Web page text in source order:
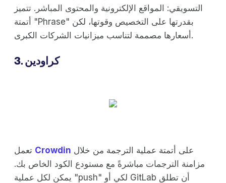
التسويقي: المواقع الإلكترونية والمحتوى المباشر. تتميز
أتمتة "Phrase" بقدرتها على التخصيص وقوتها، لكن
أسعارها مصممة لتناسب ميزانيات الشركات الكبرى.
3. كراودين
Crowdin
مزامنة الترجمات مباشرةً مع مستودع الكود الخاص بك.
يمكن لكل عملية "push" لكي أو GitLab أن تطلق